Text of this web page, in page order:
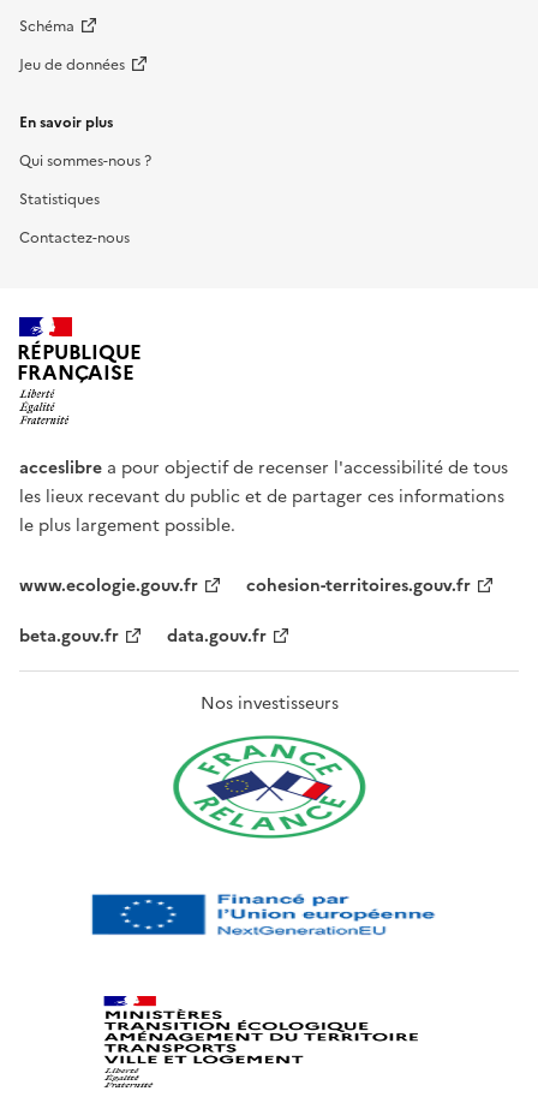
Schéma
Jeu de données
En savoir plus
Qui sommes-nous ?
Statistiques
Contactez-nous
RÉPUBLIQUE
FRANÇAISE
acceslibre a pour objectif de recenser l'accessibilité de tous
les lieux recevant du public et de partager ces informations
le plus largement possible.
www.ecologie.gouv.fr
cohesion-territoires.gouv.fr
beta.gouv.fr
data.gouv.fr
Nos investisseurs